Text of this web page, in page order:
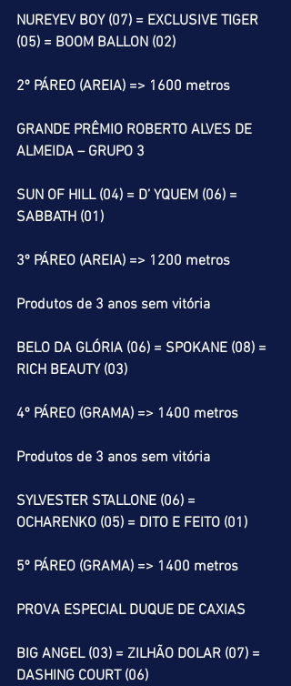
NUREYEV BOY (07) = EXCLUSIVE TIGER
(05) = BOOM BALLON (02)
2º PÁREO (AREIA) => 1600 metros
GRANDE PRÊMIO ROBERTO ALVES DE
ALMEIDA – GRUPO 3
SUN OF HILL (04) = D’ YQUEM (06) =
SABBATH (01)
3º PÁREO (AREIA) => 1200 metros
Produtos de 3 anos sem vitória
BELO DA GLÓRIA (06) = SPOKANE (08) =
RICH BEAUTY (03)
4º PÁREO (GRAMA) => 1400 metros
Produtos de 3 anos sem vitória
SYLVESTER STALLONE (06) =
OCHARENKO (05) = DITO E FEITO (01)
5º PÁREO (GRAMA) => 1400 metros
PROVA ESPECIAL DUQUE DE CAXIAS
BIG ANGEL (03) = ZILHÃO DOLAR (07) =
DASHING COURT (06)